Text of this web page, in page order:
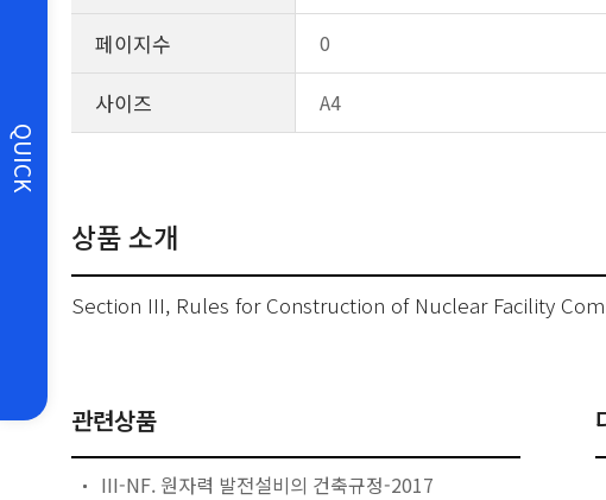
QUICK
페이지수
0
사이즈 A4
상품 소개
Section III, Rules for Construction of Nuclear Facility
관련상품
III-NF. 원자력 발전설비의 건축규정-2017